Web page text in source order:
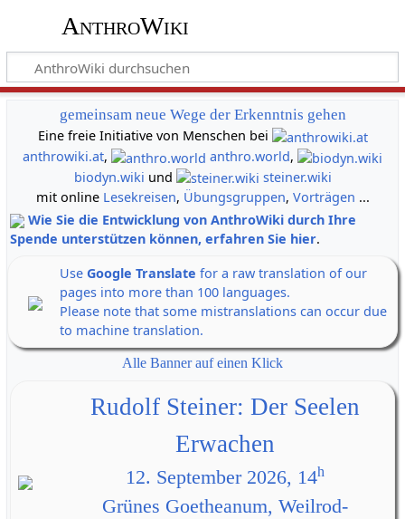
AnthroWiki
gemeinsam neue Wege der Erkenntnis gehen
Eine freie Initiative von Menschen bei
anthrowiki.at, anthro.world,
biodyn.wiki und
steiner.wiki
mit online Lesekreisen, Übungsgruppen, Vorträgen ...
Wie Sie die Entwicklung von AnthroWiki durch Ihre
Spende unterstützen können, erfahren Sie hier.
Use Google Translate for a raw translation of our
pages into more than 100 languages.
Please note that some mistranslations can occur due
to machine translation.
Alle Banner auf einen Klick
Rudolf Steiner: Der Seelen
Erwachen
12. September 2026, 14h
Grünes Goetheanum, Weilrod-